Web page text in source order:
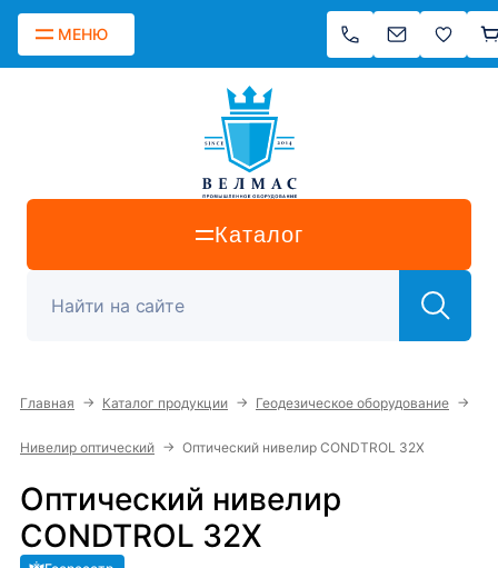
МЕНЮ
Каталог
Главная → Каталог продукции → Геодезическое оборудование →
Нивелир оптический → Оптический нивелир CONDTROL 32X
Оптический нивелир
CONDTROL 32X